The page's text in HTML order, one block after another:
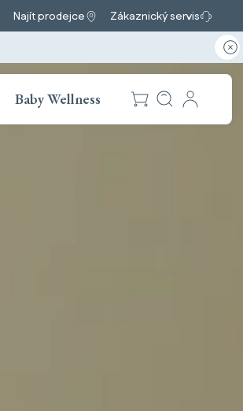
Najít prodejce Zákaznický servis
Baby Wellness